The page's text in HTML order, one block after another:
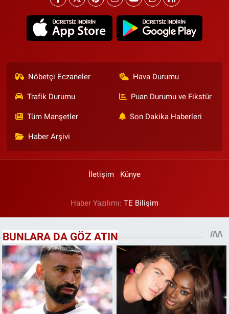
Nöbetçi Eczaneler Hava Durumu
Trafik Durumu Puan Durumu ve Fikstür
Tüm Manşetler Son Dakika Haberleri
Haber Arşivi
İletişim Künye
Haber Yazılımı: TE Bilişim